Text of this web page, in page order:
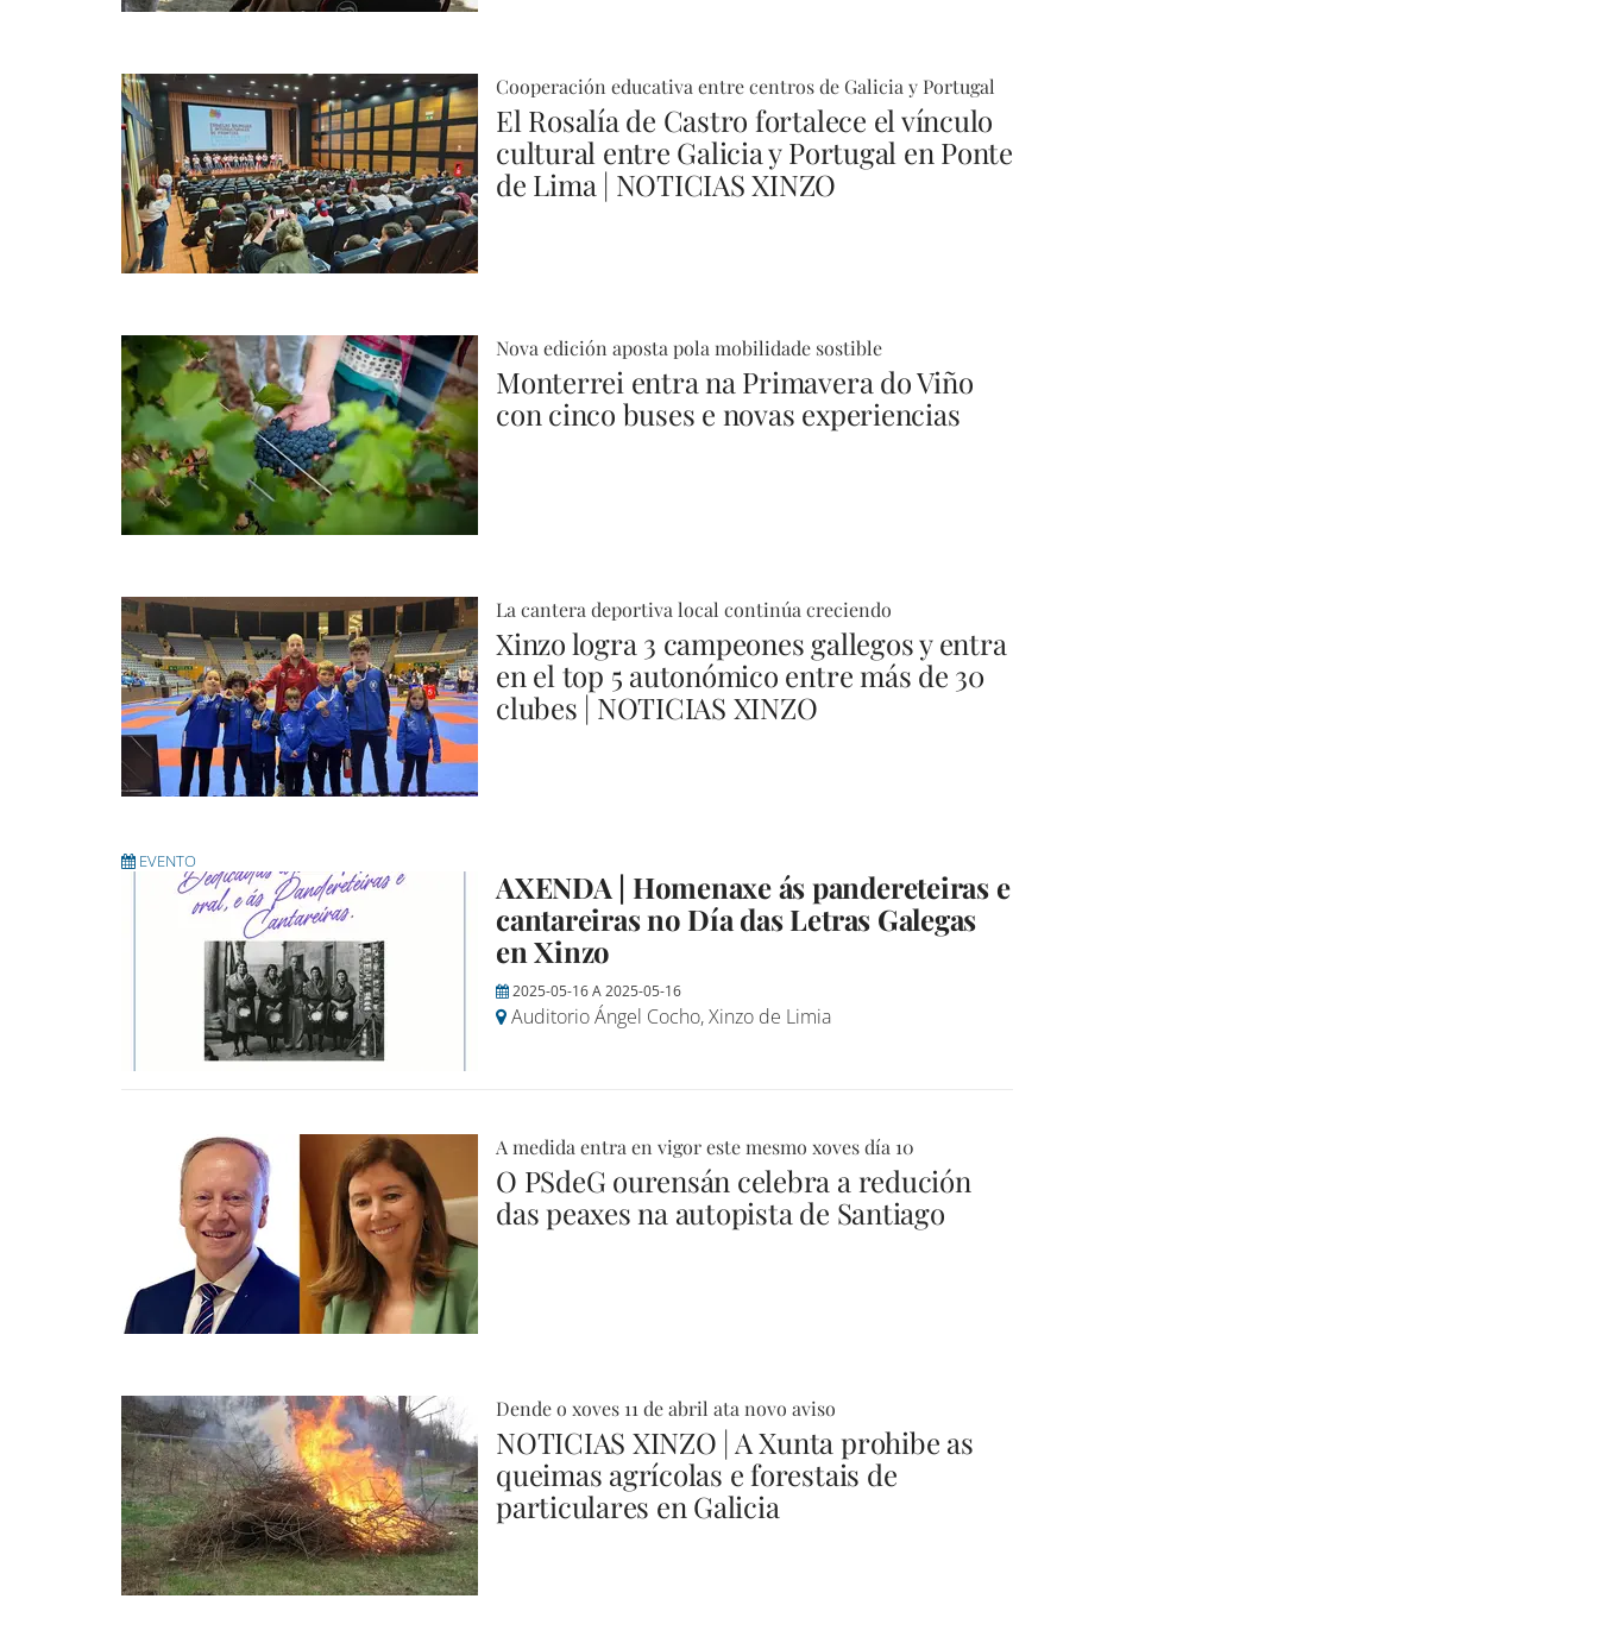
Cooperación educativa entre centros de Galicia y Portugal
El Rosalía de Castro fortalece el vínculo
cultural entre Galicia y Portugal en Ponte
de Lima | NOTICIAS XINZO
Nova edición aposta pola mobilidade sostible
Monterrei entra na Primavera do Viño
con cinco buses e novas experiencias
La cantera deportiva local continúa creciendo
Xinzo logra 3 campeones gallegos y entra
en el top 5 autonómico entre más de 30
clubes | NOTICIAS XINZO
EVENTO
AXENDA | Homenaxe ás pandereteiras e
cantareiras no Día das Letras Galegas
en Xinzo
2025-05-16A2025-05-16
Auditorio Ángel Cocho, Xinzo de Limia
A medida entra en vigor este mesmo xoves día 10
O PSdeG ourensán celebra a redución
das peaxes na autopista de Santiago
Dende o xoves 11 de abril ata novo aviso
NOTICIAS XINZO | A Xunta prohibe as
queimas agrícolas e forestais de
particulares en Galicia